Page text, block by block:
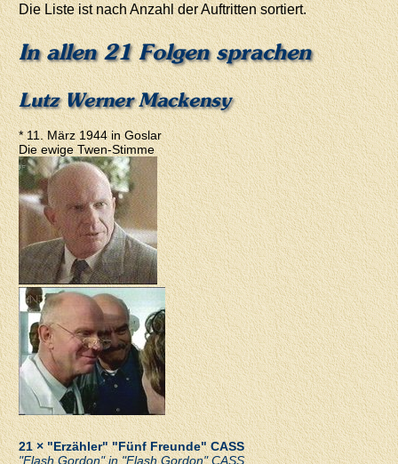
Die Liste ist nach Anzahl der Auftritten sortiert.
In allen 21 Folgen sprachen
Lutz Werner Mackensy
* 11. März 1944 in Goslar
Die ewige Twen-Stimme
21 × "Erzähler" "Fünf Freunde" CASS
"Flash Gordon" in "Flash Gordon" CASS